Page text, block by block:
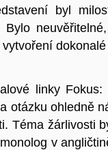
byl
linky Fokus:
otázku ohledně
Téma žárlivosti
v